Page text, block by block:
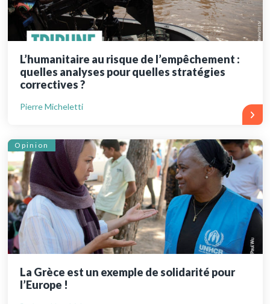
L’humanitaire au risque de l’empêchement :
quelles analyses pour quelles stratégies
correctives ?
Pierre Micheletti
Opinion
La Grèce est un exemple de solidarité pour
l’Europe !